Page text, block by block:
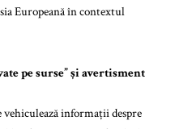
Europeană în contextul
pe surse” și avertisment
informații despre